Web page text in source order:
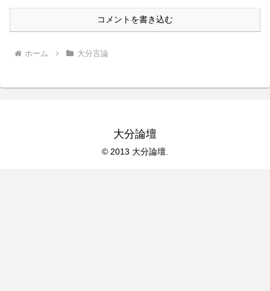
コメントを書き込む
ホーム 大分言論
大分論壇
© 2013 大分論壇.